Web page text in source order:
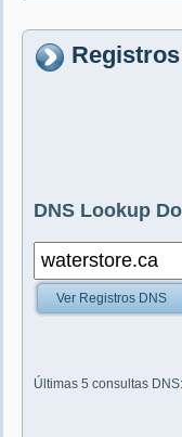
DNS Lookup
Ver Registros DNS
Últimas 5 consultas DNS: